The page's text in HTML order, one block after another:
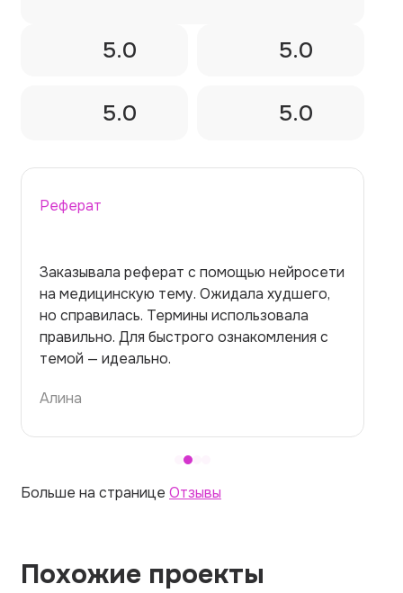
5.0 5.0
5.0 5.0
Реферат
Заказывала реферат с помощью нейросети
на медицинскую тему. Ожидала худшего,
но справилась. Термины использовала
правильно. Для быстрого ознакомления с
темой — идеально.
Алина
Больше на странице Отзывы
Похожие проекты